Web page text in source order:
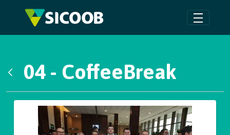
Pular para o Conteúdo principal
04 - CoffeeBreak
Galeria de Mídias